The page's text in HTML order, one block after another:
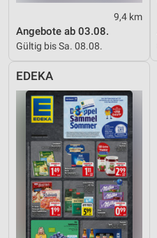
9,4 km
Angebote ab 03.08.
Gültig bis Sa. 08.08.
EDEKA